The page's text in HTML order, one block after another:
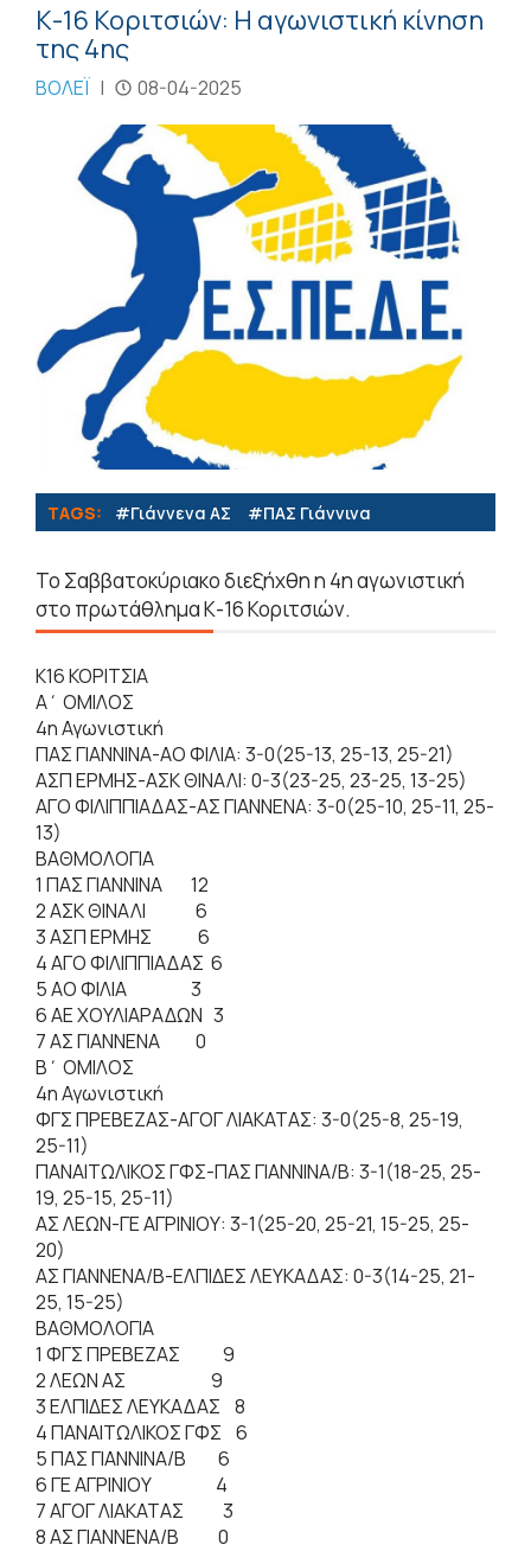
Κ-16 Κοριτσιών: Η αγωνιστική κίνηση
της 4ης
ΒΟΛΕΪ | 08-04-2025
TAGS: #Γιάννενα ΑΣ #ΠΑΣ Γιάννινα
Το Σαββατοκύριακο διεξήχθη η 4η αγωνιστική
στο πρωτάθλημα Κ-16 Κοριτσιών.
Κ16 ΚΟΡΙΤΣΙΑ
Α΄ ΟΜΙΛΟΣ
4η Αγωνιστική
ΠΑΣ ΓΙΑΝΝΙΝΑ-ΑΟ ΦΙΛΙΑ: 3-0(25-13, 25-13, 25-21)
ΑΣΠ ΕΡΜΗΣ-ΑΣΚ ΘΙΝΑΛΙ: 0-3(23-25, 23-25, 13-25)
ΑΓΟ ΦΙΛΙΠΠΙΑΔΑΣ-ΑΣ ΓΙΑΝΝΕΝΑ: 3-0(25-10, 25-11, 25-
13)
ΒΑΘΜΟΛΟΓΙΑ
1 ΠΑΣ ΓΙΑΝΝΙΝΑ 12
2 ΑΣΚ ΘΙΝΑΛΙ 6
3 ΑΣΠ ΕΡΜΗΣ 6
4 ΑΓΟ ΦΙΛΙΠΠΙΑΔΑΣ 6
5 ΑΟ ΦΙΛΙΑ 3
6 ΑΕ ΧΟΥΛΙΑΡΑΔΩΝ 3
7 ΑΣ ΓΙΑΝΝΕΝΑ 0
Β΄ ΟΜΙΛΟΣ
4η Αγωνιστική
ΦΓΣ ΠΡΕΒΕΖΑΣ-ΑΓΟΓ ΛΙΑΚΑΤΑΣ: 3-0(25-8, 25-19,
25-11)
ΠΑΝΑΙΤΩΛΙΚΟΣ ΓΦΣ-ΠΑΣ ΓΙΑΝΝΙΝΑ/Β: 3-1(18-25, 25-
19, 25-15, 25-11)
ΑΣ ΛΕΩΝ-ΓΕ ΑΓΡΙΝΙΟΥ: 3-1(25-20, 25-21, 15-25, 25-
20)
ΑΣ ΓΙΑΝΝΕΝΑ/Β-ΕΛΠΙΔΕΣ ΛΕΥΚΑΔΑΣ: 0-3(14-25, 21-
25, 15-25)
ΒΑΘΜΟΛΟΓΙΑ
1 ΦΓΣ ΠΡΕΒΕΖΑΣ 9
2 ΛΕΩΝ ΑΣ 9
3 ΕΛΠΙΔΕΣ ΛΕΥΚΑΔΑΣ 8
4 ΠΑΝΑΙΤΩΛΙΚΟΣ ΓΦΣ 6
5 ΠΑΣ ΓΙΑΝΝΙΝΑ/Β 6
6 ΓΕ ΑΓΡΙΝΙΟΥ 4
7 ΑΓΟΓ ΛΙΑΚΑΤΑΣ 3
8 ΑΣ ΓΙΑΝΝΕΝΑ/Β 0